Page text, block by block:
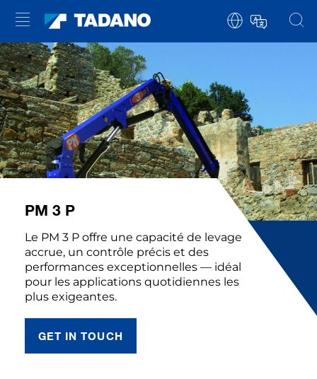
PM 3 P
Le PM 3 P offre une capacité de levage
accrue, un contrôle précis et des
performances exceptionnelles — idéal
pour les applications quotidiennes les
plus exigeantes.
GET IN TOUCH